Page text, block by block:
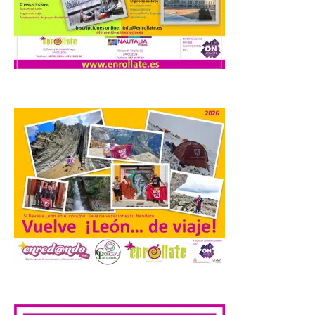
organiza con la ESA y el
Ayuntamiento
7 Ago 2026
en la Oficina de
Información Turística de
León e incluyen, además
del programa del evento, una guía
práctica con recomendaciones
elaboradas por especialistas para
observar el eclipse con seguridad León, 7
de agosto de 2026. La programación […]
Laciana comienza su
programación para